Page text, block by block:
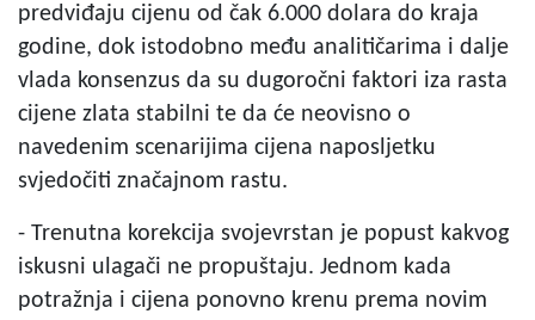
predviđaju cijenu od čak 6.000 dolara do kraja
godine, dok istodobno među analitičarima i dalje
vlada konsenzus da su dugoročni faktori iza rasta
cijene zlata stabilni te da će neovisno o
navedenim scenarijima cijena naposljetku
svjedočiti značajnom rastu.
- Trenutna korekcija svojevrstan je popust kakvog
iskusni ulagači ne propuštaju. Jednom kada
potražnja i cijena ponovno krenu prema novim